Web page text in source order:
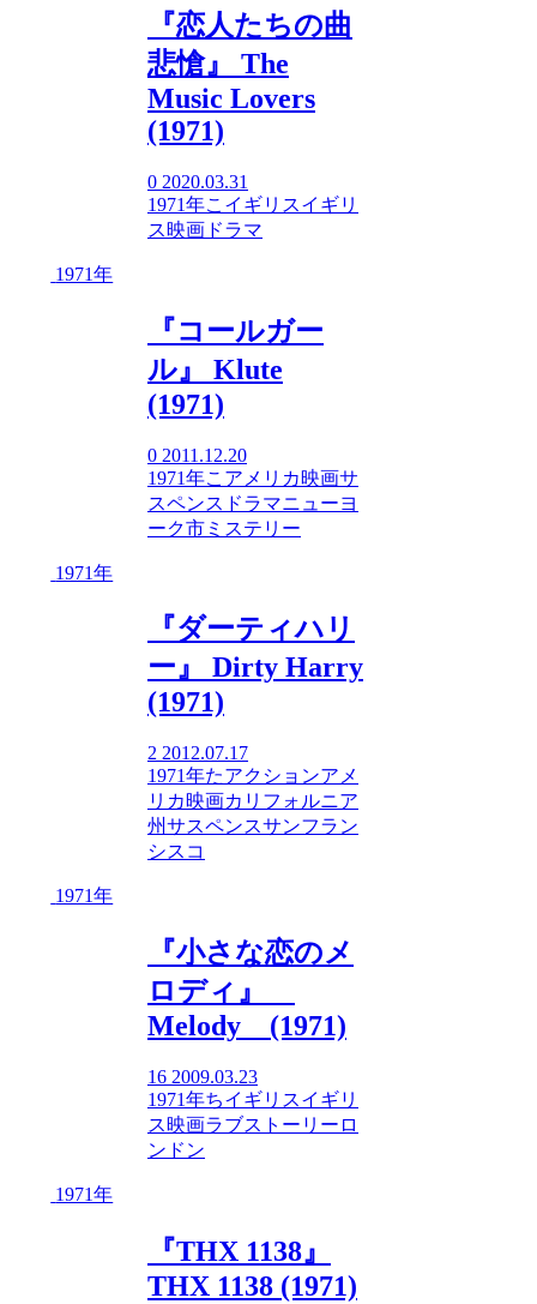
『恋人たちの曲
悲愴』 The
Music Lovers
(1971)
0 2020.03.31
1971年こ イギリスイギリ
ス映画 ドラマ
1971年
『コールガー
ル』 Klute
(1971)
0 2011.12.20
1971年こ アメリカ映画サ
スペンス ドラマニューヨ
ーク市 ミステリー
1971年
『ダーティハリ
ー』 Dirty Harry
(1971)
2 2012.07.17
1971年たアクションアメ
リカ映画カリフォルニア
州サスペンスサンフラン
シスコ
1971年
『小さな恋のメ
ロディ』
Melody (1971)
16 2009.03.23
1971年ちイギリスイギリ
ス映画ラブストーリー ロ
ンドン
1971年
『THX 1138』
THX 1138 (1971)